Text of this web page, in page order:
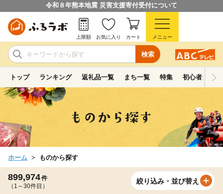
令和８年熊本地震 災害支援寄付受付について
検索
上限額 お気に入り カート メニュー
トップ ランキング 返礼品一覧 まち一覧 特集 初心者ガイド
ホーム ものから探す
899,974件
（1～30件目）
絞り込み・並び替え